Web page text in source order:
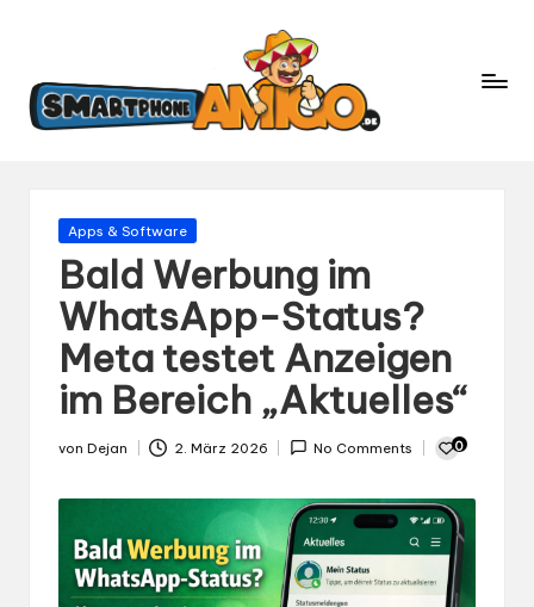
m
a
rt
in
der
Mobilfunk
Gepostet
Apps & Software
Bald Werbung im
WhatsApp-Status?
Meta testet Anzeigen
im Bereich „Aktuelles“
Gepostet
von Dejan 2. März 2026 No Comments 0